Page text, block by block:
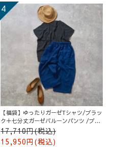
【福袋】ゆったりガーゼTシャツ/ブラッ
ク＋七分丈ガーゼバルーンパンツ /ブル
ー
17,710円(税込)
15,950円(税込)